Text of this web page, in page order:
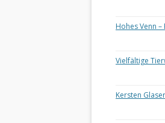
Hohes Venn –
Vielfältige
Kersten